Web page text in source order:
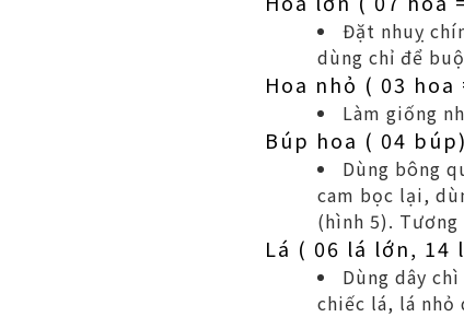
Đặt nhuỵ
dùng chỉ để
Hoa nhỏ ( 03 hoa
Làm giống
Búp hoa ( 04 búp)
Dùng bông
cam bọc lại,
(hình 5).
Lá ( 06 lá lớn, 14
Dùng dây
chiếc lá, lá nhỏ